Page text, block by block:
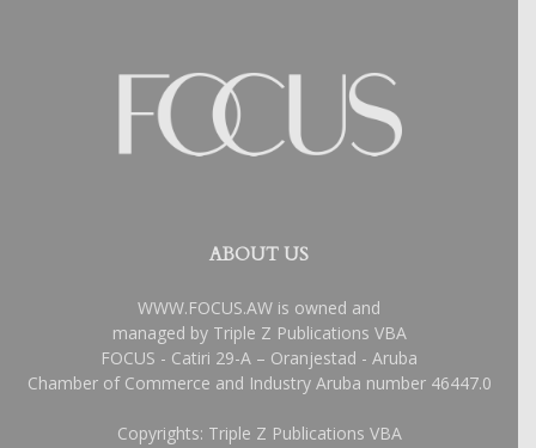
ABOUT US
WWW.FOCUS.AW is owned and
managed by Triple Z Publications VBA
FOCUS - Catiri 29-A – Oranjestad - Aruba
Chamber of Commerce and Industry Aruba number 46447.0
Copyrights: Triple Z Publications VBA